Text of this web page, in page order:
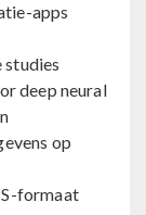
apps
deep neural
op
formaat